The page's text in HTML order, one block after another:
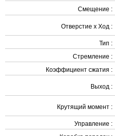
Смещение :
Отверстие x Ход :
Тип :
Стремление :
Коэффициент сжатия :
Выход :
Крутящий момент :
Управление :